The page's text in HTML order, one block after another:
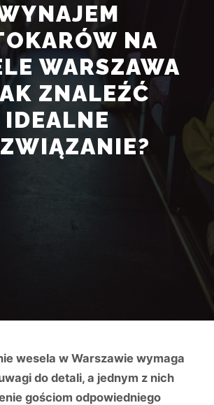
NA
WARSZAWA
ZNALEŹĆ
IDEALNE
wesela w Warszawie wymaga
do detali, a jednym z nich
gościom odpowiedniego